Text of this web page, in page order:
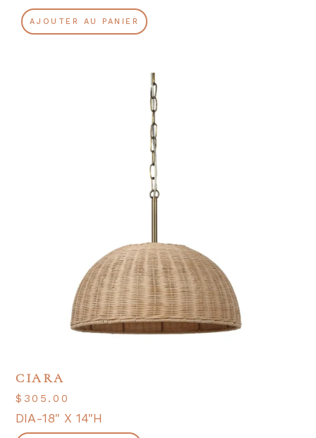
AJOUTER AU PANIER
CIARA
$ 305.00
DIA-18" X 14"H